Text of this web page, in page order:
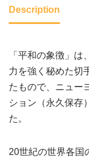
Description
「平和の象徴」
力を強く秘めた切
たもので、ニュー
ション（永久保存
た。
20世紀の世界各国